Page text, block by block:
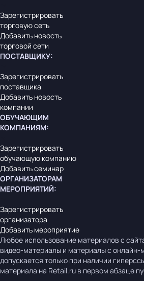
Зарегистрировать
торговую сеть
Добавить новость
торговой сети
ПОСТАВЩИКУ:
Зарегистрировать
поставщика
Добавить новость
компании
ОБУЧАЮЩИМ
КОМПАНИЯМ:
Зарегистрировать
обучающую компанию
Добавить семинар
ОРГАНИЗАТОРАМ
МЕРОПРИЯТИЙ:
Зарегистрировать
организатора
Добавить мероприятие
Любое использование материалов с
видео-материалы и материалы с онлайн-
допускается только при наличии
материала на Retail.ru в первом абзаце